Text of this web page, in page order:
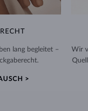
lang begleitet –
>
Wir